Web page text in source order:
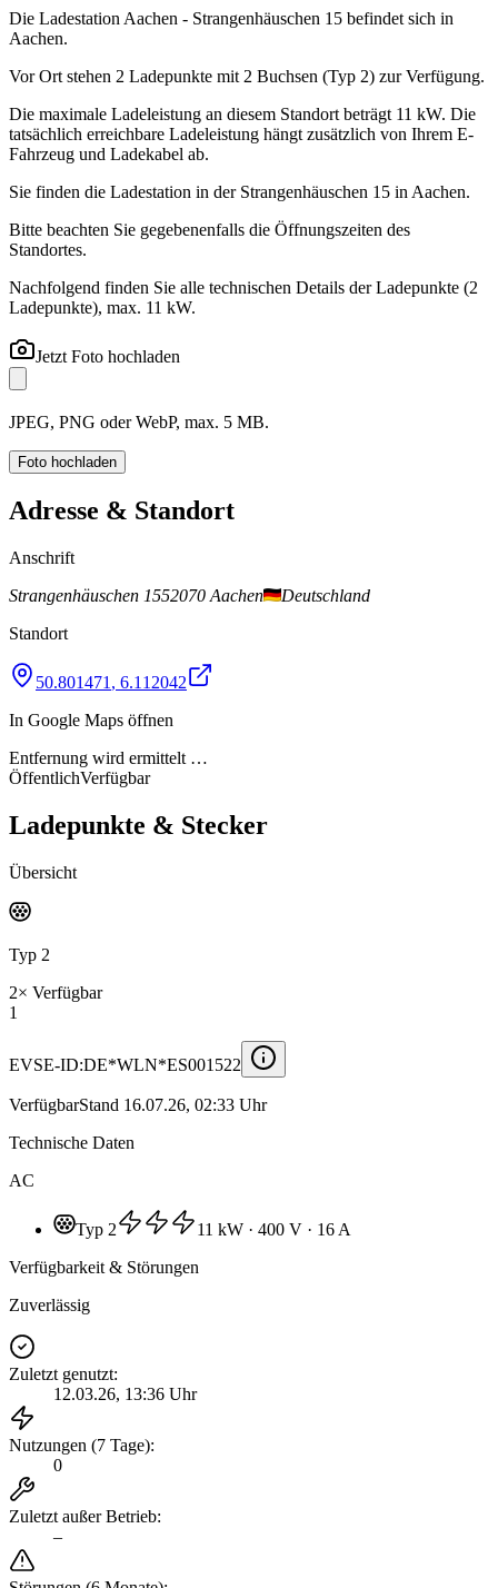
Die Ladestation Aachen - Strangenhäuschen 15 befindet sich in
Aachen.
Vor Ort stehen 2 Ladepunkte mit 2 Buchsen (Typ 2) zur Verfügung.
Die maximale Ladeleistung an diesem Standort beträgt 11 kW. Die
tatsächlich erreichbare Ladeleistung hängt zusätzlich von Ihrem E-
Fahrzeug und Ladekabel ab.
Sie finden die Ladestation in der Strangenhäuschen 15 in Aachen.
Bitte beachten Sie gegebenenfalls die Öffnungszeiten des
Standortes.
Nachfolgend finden Sie alle technischen Details der Ladepunkte (2
Ladepunkte), max. 11 kW.
Jetzt Foto hochladen
JPEG, PNG oder WebP, max. 5 MB.
Foto hochladen
Adresse & Standort
Anschrift
Strangenhäuschen 1552070 Aachen
Deutschland
Standort
50.801471 , 6.112042
In Google Maps öffnen
Entfernung wird ermittelt …
ÖffentlichVerfügbar
Ladepunkte & Stecker
Übersicht
Typ 2
2× Verfügbar
1
EVSE-ID:DE*WLN*ES001522
VerfügbarStand 16.07.26, 02:33 Uhr
Technische Daten
AC
Typ 2 11 kW · 400 V · 16 A
Verfügbarkeit & Störungen
Zuverlässig
Zuletzt genutzt:
12.03.26, 13:36 Uhr
Nutzungen (7 Tage):
0
Zuletzt außer Betrieb:
–